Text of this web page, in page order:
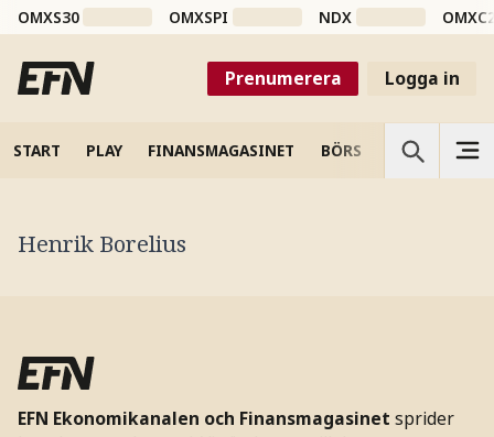
OMXS30 OMXSPI NDX
Prenumerera Logga in
START PLAY FINANSMAGASINET BÖRS VETENSKAP
Henrik Borelius
EFN Ekonomikanalen och Finansmagasinet sprider